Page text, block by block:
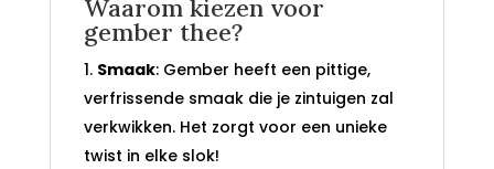
Waarom kiezen voor
gember thee?
Smaak: Gember heeft een pittige,
verfrissende smaak die je zintuigen zal
verkwikken. Het zorgt voor een unieke
twist in elke slok!